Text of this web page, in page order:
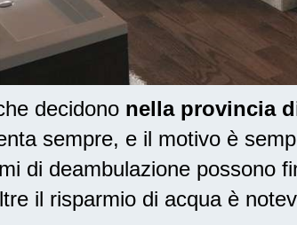
decidono nella provincia
sempre, e il motivo è
di deambulazione possono
il risparmio di acqua è